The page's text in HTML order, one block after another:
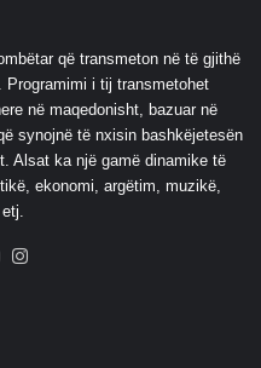
që transmeton në të gjithë
Programimi i tij transmetohet
në maqedonisht, bazuar në
synojnë të nxisin bashkëjetesën
Alsat ka një gamë dinamike të
ekonomi, argëtim, muzikë,
YouTube